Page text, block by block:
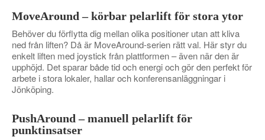
MoveAround – körbar pelarlift för stora ytor
Behöver du förflytta dig mellan olika positioner utan att kliva
ned från liften? Då är MoveAround-serien rätt val. Här styr du
enkelt liften med joystick från plattformen – även när den är
upphöjd. Det sparar både tid och energi och gör den perfekt för
arbete i stora lokaler, hallar och konferensanläggningar i
Jönköping.
PushAround – manuell pelarlift för
punktinsatser